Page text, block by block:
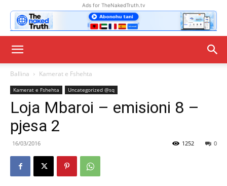
Ads for TheNakedTruth.tv
Ballina Kamerat e Fshehta
Kamerat e Fshehta Uncategorized @sq
Loja Mbaroi – emisioni 8 –
pjesa 2
16/03/2016 0
1252